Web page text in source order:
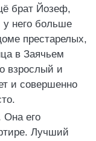
брат Йозеф,
у него больше
престарелых,
в Заячьем
взрослый и
и совершенно
Она его
Лучший